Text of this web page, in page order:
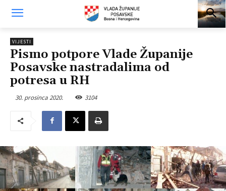
VIJESTI
Pismo potpore Vlade Županije
Posavske nastradalima od
potresa u RH
30. prosinca 2020. 3104